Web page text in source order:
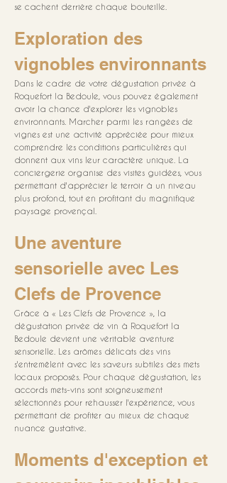
se cachent derrière chaque bouteille.
Exploration des
vignobles environnants
Dans le cadre de votre dégustation privée à
Roquefort la Bedoule, vous pouvez également
avoir la chance d'explorer les vignobles
environnants. Marcher parmi les rangées de
vignes est une activité appréciée pour mieux
comprendre les conditions particulières qui
donnent aux vins leur caractère unique. La
conciergerie organise des visites guidées, vous
permettant d'apprécier le terroir à un niveau
plus profond, tout en profitant du magnifique
paysage provençal.
Une aventure
sensorielle avec Les
Clefs de Provence
Grâce à « Les Clefs de Provence », la
dégustation privée de vin à Roquefort la
Bedoule devient une véritable aventure
sensorielle. Les arômes délicats des vins
s'entremêlent avec les saveurs subtiles des mets
locaux proposés. Pour chaque dégustation, les
accords mets-vins sont soigneusement
sélectionnés pour rehausser l'expérience, vous
permettant de profiter au mieux de chaque
nuance gustative.
Moments d'exception et